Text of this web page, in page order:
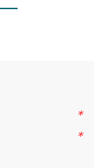
*
*